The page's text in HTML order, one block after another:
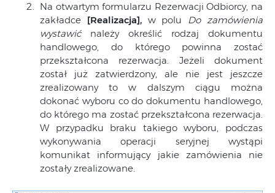
Na otwartym formularzu Rezerwacji Odbiorcy, na
zakładce [Realizacja], w polu Do zamówienia
wystawićnależy określić rodzaj dokumentu
handlowego, do którego powinna zostać
przekształcona rezerwacja. Jeżeli dokument
został już zatwierdzony, ale nie jest jeszcze
zrealizowany to w dalszym ciągu można
dokonać wyboru co do dokumentu handlowego,
do którego ma zostać przekształcona rezerwacja.
W przypadku braku takiego wyboru, podczas
wykonywania operacji seryjnej wystąpi
komunikat informujący jakie zamówienia nie
zostały zrealizowane.